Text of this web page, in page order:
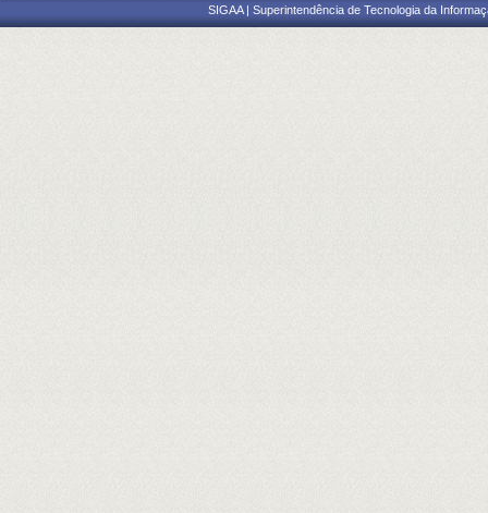
SIGAA | Superintendência de Tecnologia da